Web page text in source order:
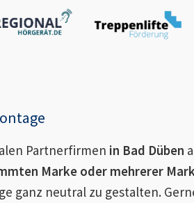
Partnerfirmen in Bad Düben
Marke oder mehrerer
ganz neutral zu gestalten.